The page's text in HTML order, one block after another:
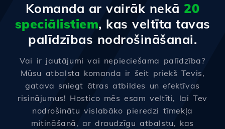
Komanda ar vairāk nekā 20
speciālistiem, kas veltīta tavas
palīdzības nodrošināšanai.
Vai ir jautājumi vai nepieciešama palīdzība?
Mūsu atbalsta komanda ir šeit priekš Tevis,
gatava sniegt ātras atbildes un efektīvas
risinājumus! Hostico mēs esam veltīti, lai Tev
nodrošinātu vislabāko pieredzi tīmekļa
mitināšanā, ar draudzīgu atbalstu, kas